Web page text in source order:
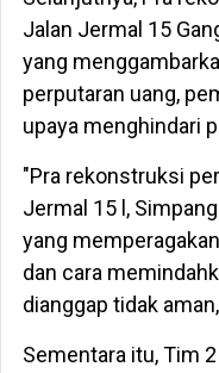
Jalan Jermal 15
yang
perputaran uang,
upaya menghindari
"Pra rekonstruksi
Jermal 15 l,
yang
dan cara
dianggap tidak
Sementara itu, Tim